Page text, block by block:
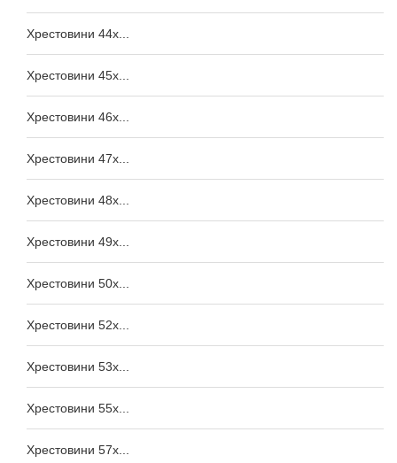
Хрестовини 44x...
Хрестовини 45x...
Хрестовини 46x...
Хрестовини 47x...
Хрестовини 48x...
Хрестовини 49x...
Хрестовини 50x...
Хрестовини 52x...
Хрестовини 53x...
Хрестовини 55x...
Хрестовини 57x...